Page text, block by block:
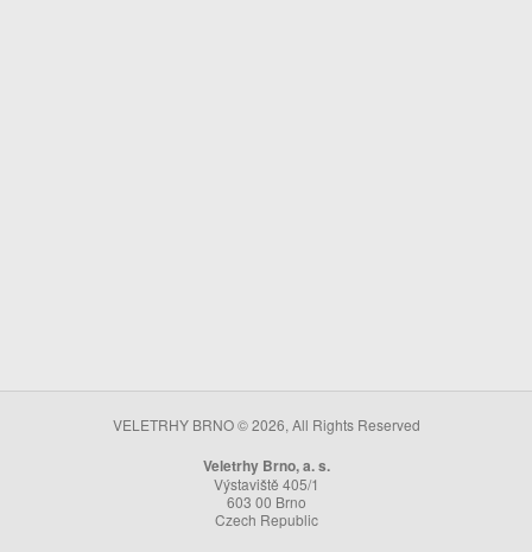
VELETRHY BRNO © 2026, All Rights Reserved
Veletrhy Brno, a. s.
Výstaviště 405/1
603 00 Brno
Czech Republic